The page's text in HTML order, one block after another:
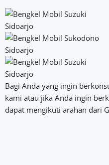
Bagi Anda yang ingin
kami atau jika Anda ingin
dapat mengikuti arahan dari